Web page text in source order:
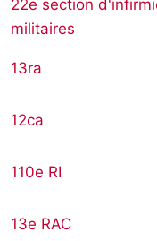
22e section
militaires
13ra
12ca
110e RI
13e RAC